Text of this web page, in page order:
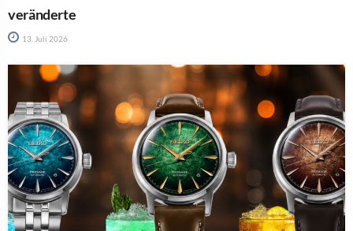
veränderte
13. Juli 2026